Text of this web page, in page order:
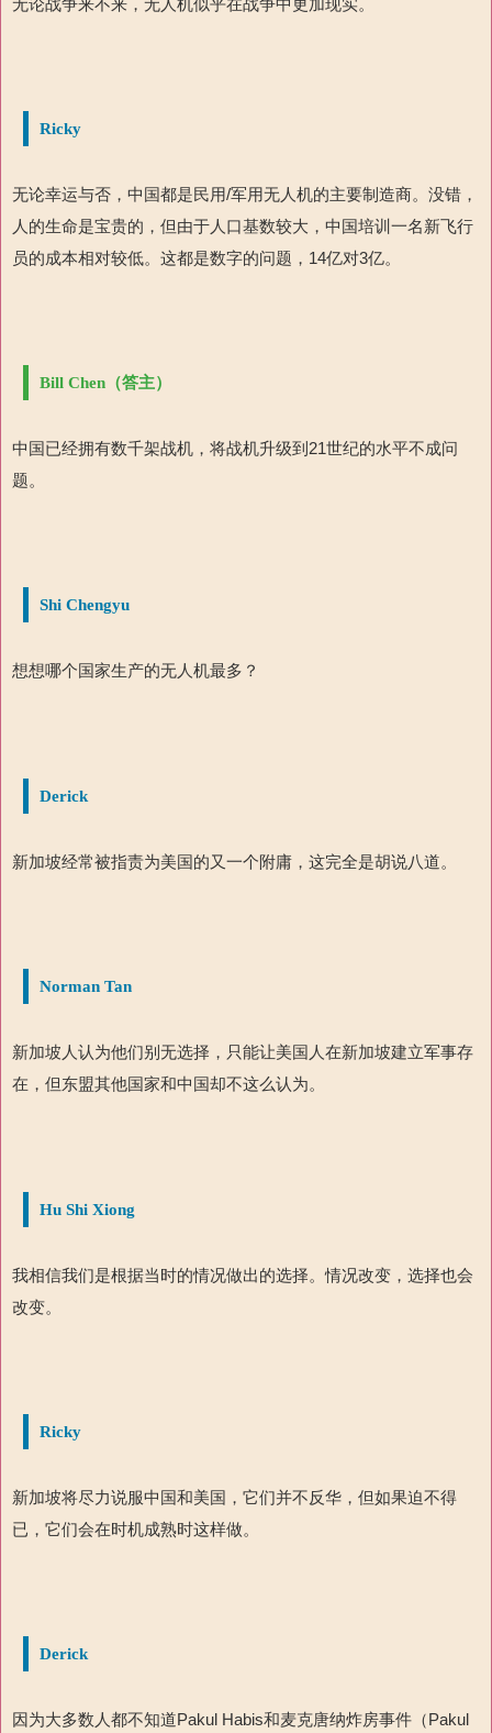
无论战争来不来，无人机似乎在战争中更加现实。
Ricky
无论幸运与否，中国都是民用/军用无人机的主要制造商。没错，
人的生命是宝贵的，但由于人口基数较大，中国培训一名新飞行
员的成本相对较低。这都是数字的问题， 14亿对3亿。
Bill Chen（答主）
中国已经拥有数千架战机，将战机升级到 21世纪的水平不成问
题。
Shi Chengyu
想想哪个国家生产的无人机最多？
Derick
新加坡经常被指责为美国的又一个附庸，这完全是胡说八道。
Norman Tan
新加坡人认为他们别无选择，只能让美国人在新加坡建立军事存
在，但东盟其他国家和中国却不这么认为。
Hu Shi Xiong
我相信我们是根据当时的情况做出的选择。情况改变，选择也会
改变。
Ricky
新加坡将尽力说服中国和美国，它们并不反华，但如果迫不得
已，它们会在时机成熟时这样做。
Derick
因为大多数人都不知道Pakul Habis和麦克唐纳炸房事件 （Pakul